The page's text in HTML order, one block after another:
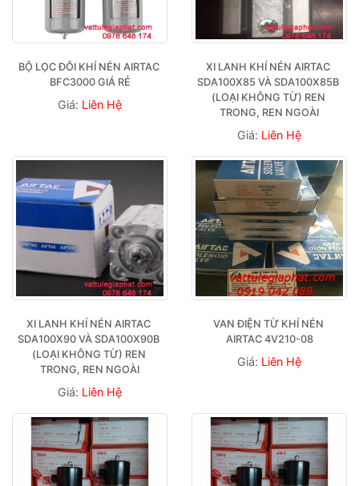
BỘ LỌC ĐÔI KHÍ NÉN AIRTAC
BFC3000 GIÁ RẺ
Giá: Liên Hệ
XI LANH KHÍ NÉN AIRTAC
SDA100X85 VÀ SDA100X85B
(LOẠI KHÔNG TỪ) REN
TRONG, REN NGOÀI
Giá: Liên Hệ
XI LANH KHÍ NÉN AIRTAC
SDA100X90 VÀ SDA100X90B
(LOẠI KHÔNG TỪ) REN
TRONG, REN NGOÀI
Giá: Liên Hệ
VAN ĐIỆN TỪ KHÍ NÉN
AIRTAC 4V210-08
Giá: Liên Hệ